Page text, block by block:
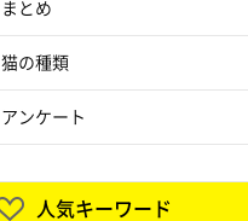
まとめ
猫の種類
アンケート
人気キーワード